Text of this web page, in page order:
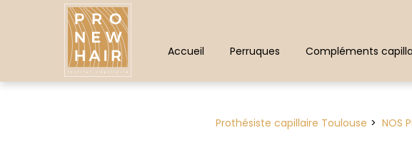
Accueil Perruques Compléments
Prothésiste capillaire Toulouse NOS
Panneau de gestion des cookies